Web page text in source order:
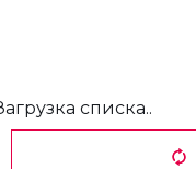
списка..